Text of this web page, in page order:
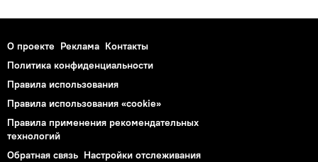
О проекте Реклама Контакты
Политика конфиденциальности
Правила использования
Правила использования «cookie»
Правила применения рекомендательных
технологий
Обратная связь Настройки отслеживания